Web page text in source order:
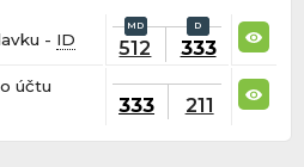
- ID 512 333
účtu
333 211